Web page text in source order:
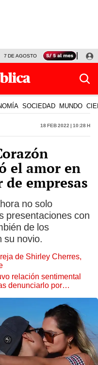
7 DE AGOSTO TINKA RESULTADOS
SOCIEDAD MUNDO
18 Feb 2022 | 10:28 h
el amor en
empresas
no solo
presentaciones con
de los
su novio.
de Shirley Cherres,
relación sentimental
denunciarlo por